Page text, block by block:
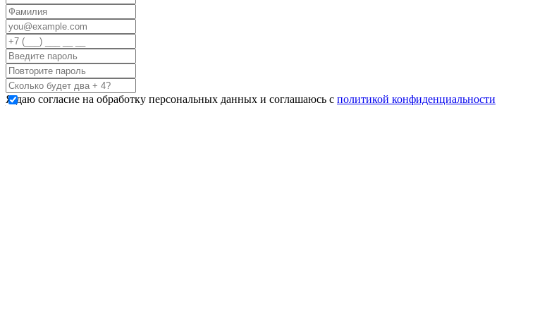
Я даю согласие на обработку персональных данных и соглашаюсь с политикой конфиденциальности